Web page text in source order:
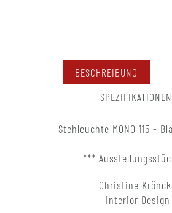
BESCHREIBUNG
SPEZIFIKATIONEN
Stehleuchte MONO 115 -
​***
Christine
Interior Design